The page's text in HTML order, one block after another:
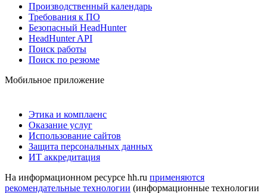
Производственный календарь
Требования к ПО
Безопасный HeadHunter
HeadHunter API
Поиск работы
Поиск по резюме
Мобильное приложение
Этика и комплаенс
Оказание услуг
Использование сайтов
Защита персональных данных
ИТ аккредитация
На информационном ресурсе hh.ru применяются
рекомендательные технологии (информационные технологии